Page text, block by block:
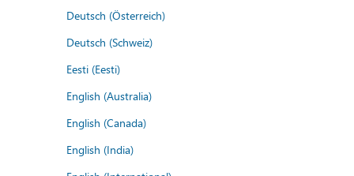
Deutsch (Österreich)
Deutsch (Schweiz)
Eesti (Eesti)
English (Australia)
English (Canada)
English (India)